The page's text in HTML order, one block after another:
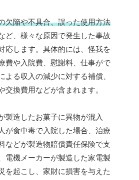
欠陥や不具合、誤った使用方法
ど、様々な原因で発生した事故
応します。具体的には、怪我を
費や入院費、慰謝料、仕事がで
よる収入の減少に対する補償、
交換費用などが含まれます。
製造したお菓子に異物が混入
が食中毒で入院した場合、治療
などが製造物賠償責任保険で支
電機メーカーが製造した家電製
を起こし、家財に損害を与えた